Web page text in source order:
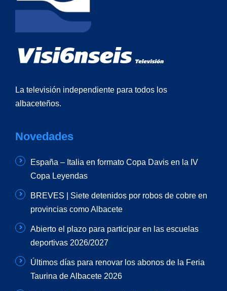
La televisión independiente para todos los
albaceteños.
Novedades
España – Italia en formato Copa Davis en la IV
Copa Leyendas
BREVES | Siete detenidos por robos de cobre en
provincias como Albacete
Abierto el plazo para participar en las escuelas
deportivas 2026/2027
Últimos días para renovar los abonos de la Feria
Taurina de Albacete 2026